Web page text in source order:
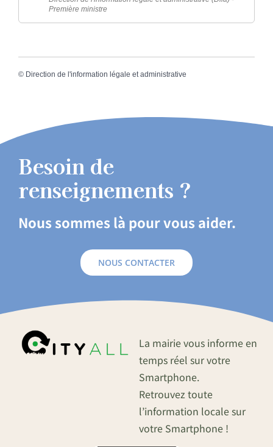
Première ministre
© Direction de l'information légale et administrative
Besoin de
renseignements ?
Nous sommes là pour vous aider.
NOUS CONTACTER
La mairie vous informe en
temps réel sur votre
Smartphone.
Retrouvez toute
l’information locale sur
votre Smartphone !